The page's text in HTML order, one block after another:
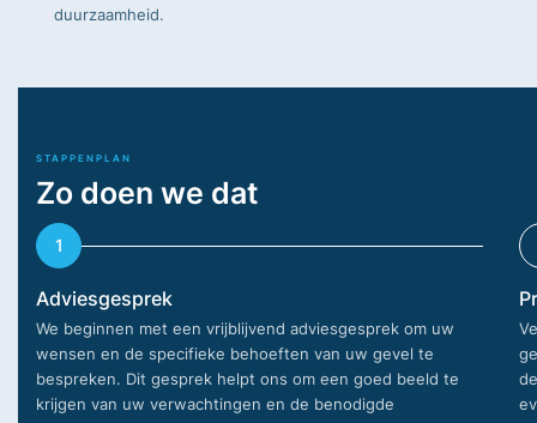
duurzaamheid.
STAPPENPLAN
Zo doen we dat
Adviesgesprek
We beginnen met een vrijblijvend adviesgesprek om uw
wensen en de specifieke behoeften van uw gevel te
bespreken. Dit gesprek helpt ons om een goed beeld te
krijgen van uw verwachtingen en de benodigde